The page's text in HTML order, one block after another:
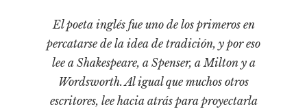
Historia material de los libros
Lagunas mentales
Libros usados
El poeta inglés fue uno de los primeros en
percatarse de la idea de tradición, y por eso
lee a Shakespeare, a Spenser, a Milton y a
Wordsworth. Al igual que muchos otros
escritores, lee hacia atrás para proyectarla